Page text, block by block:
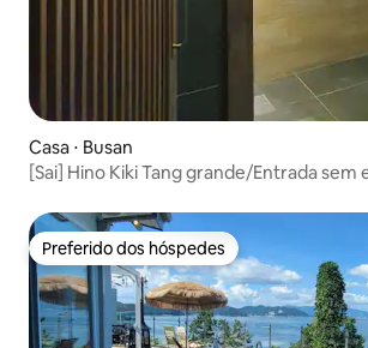
Casa ⋅ Busan
[Sai] Hino Kiki Tang grande/Entrada sem
partir das 12h
Preferido dos hóspedes
Preferido dos hóspedes